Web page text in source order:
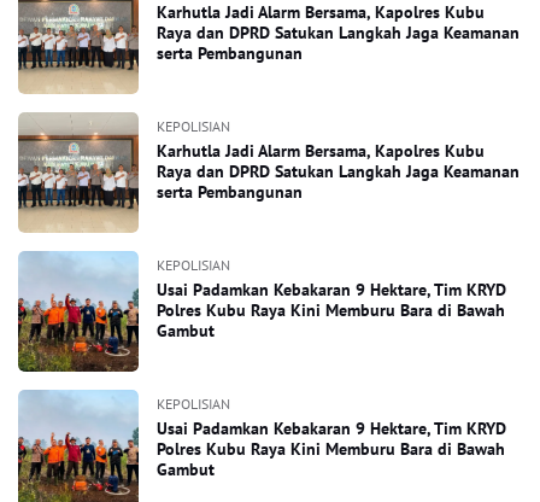
Karhutla Jadi Alarm Bersama, Kapolres Kubu
Raya dan DPRD Satukan Langkah Jaga Keamanan
serta Pembangunan
KEPOLISIAN
Karhutla Jadi Alarm Bersama, Kapolres Kubu
Raya dan DPRD Satukan Langkah Jaga Keamanan
serta Pembangunan
KEPOLISIAN
Usai Padamkan Kebakaran 9 Hektare, Tim KRYD
Polres Kubu Raya Kini Memburu Bara di Bawah
Gambut
KEPOLISIAN
Usai Padamkan Kebakaran 9 Hektare, Tim KRYD
Polres Kubu Raya Kini Memburu Bara di Bawah
Gambut